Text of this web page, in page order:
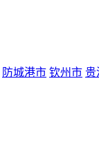
防城港市 钦州市 贵